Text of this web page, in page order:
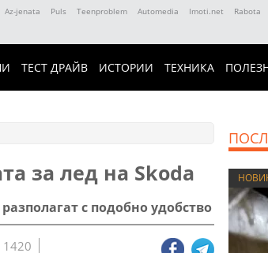
Az-jenata Puls Teenproblem Automedia Imoti.net Rabota
ТЕСТ ДРАЙВ ИСТОРИИ ТЕХНИКА
за лед на Skoda
с подобно удобство